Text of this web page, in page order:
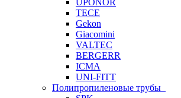
UPONOR
TECE
Gekon
Giacomini
VALTEC
BERGERR
ICMA
UNI-FITT
Полипропиленовые трубы